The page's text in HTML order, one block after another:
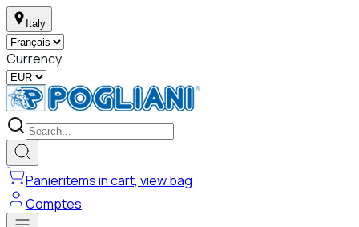
Italy
Currency
Panieritems in cart, view bag
Comptes